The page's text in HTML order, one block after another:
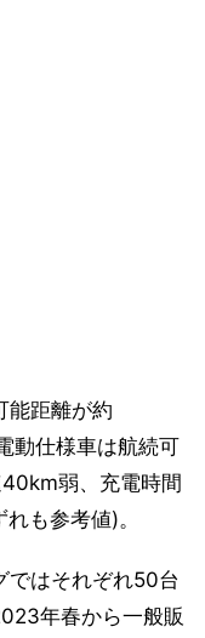
能距離が約
動仕様車は航続可
弱、充電時間
も参考値)。
ではそれぞれ50台
年春から一般販